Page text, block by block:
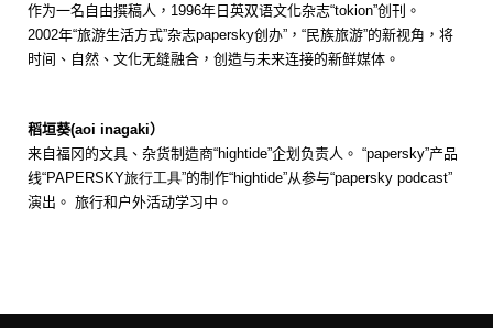
作为一名自由撰稿人， 1996年日英双语文化杂志“tokion”创刊。
2002年“旅游生活方式”杂志papersky创办”， “民族旅游”的新视角，将
时间、自然、文化无缝融合，创造与未来连接的新鲜媒体。
稻垣葵(aoi inagaki）
来自福冈的文具、杂货制造商“hightide”企划负责人。 “papersky”产品
线“PAPERSKY旅行工具”的制作“hightide”从参与“papersky podcast”
演出。 旅行和户外活动学习中。